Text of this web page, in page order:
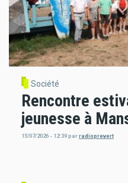
Société
Rencontre
jeunesse à
15/07/2026 - 12:39parradioprevert